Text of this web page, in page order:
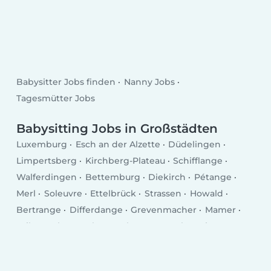
Babysitter Jobs finden
Nanny Jobs
Tagesmütter Jobs
Babysitting Jobs in Großstädten
Luxemburg Esch an der Alzette
Düdelingen
Limpertsberg
Kirchberg-Plateau
Schifflange
Walferdingen
Bettemburg Diekirch
Pétange
Merl
Soleuvre Ettelbrück Strassen
Howald
Bertrange
Differdange Grevenmacher
Mamer
Wiltz
Echternach Bascharage Kayl
Tetingen